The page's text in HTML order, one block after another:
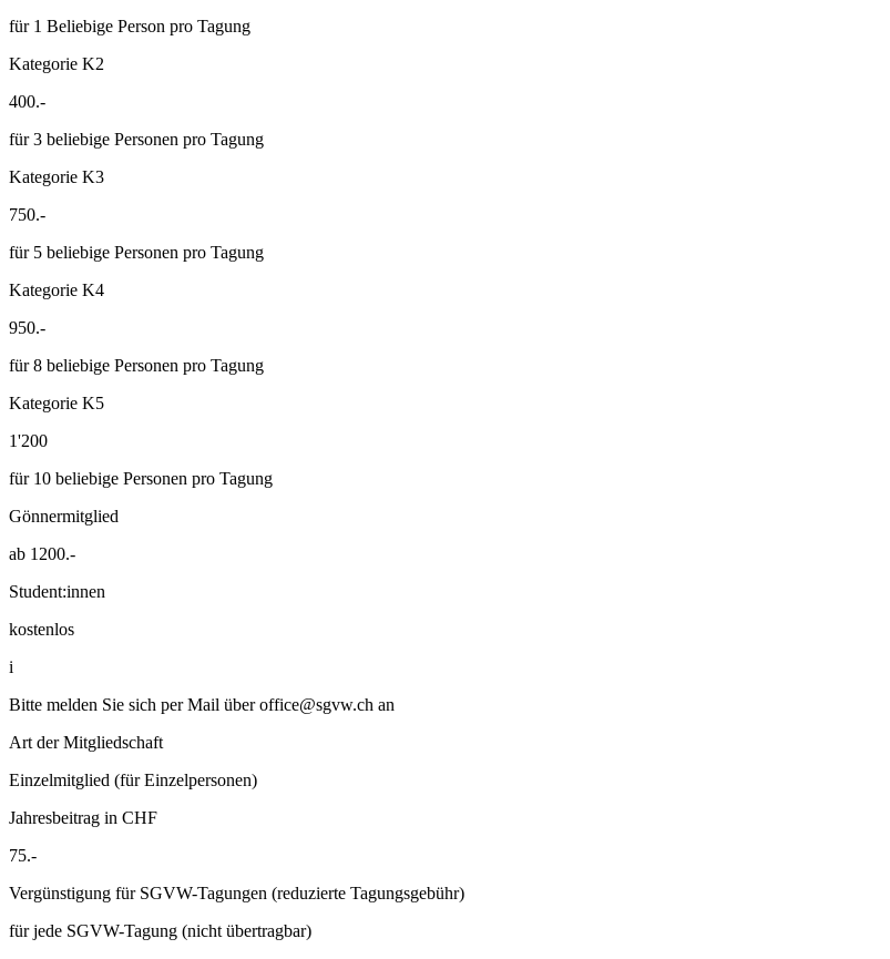
für 1 Beliebige Person pro Tagung
Kategorie K2
400.-
für 3 beliebige Personen pro Tagung
Kategorie K3
750.-
für 5 beliebige Personen pro Tagung
Kategorie K4
950.-
für 8 beliebige Personen pro Tagung
Kategorie K5
1'200
für 10 beliebige Personen pro Tagung
Gönnermitglied
ab 1200.-
Student:innen
kostenlos
i
Bitte melden Sie sich per Mail überoffice@sgvw.ch an
Art der Mitgliedschaft
Einzelmitglied (für Einzelpersonen)
Jahresbeitrag in CHF
75.-
Vergünstigung für SGVW-Tagungen (reduzierte Tagungsgebühr)
für jede SGVW-Tagung (nicht übertragbar)